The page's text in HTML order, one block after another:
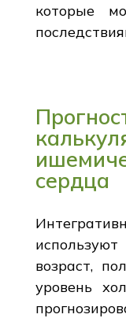
которые
сердца
возраст,
уровень